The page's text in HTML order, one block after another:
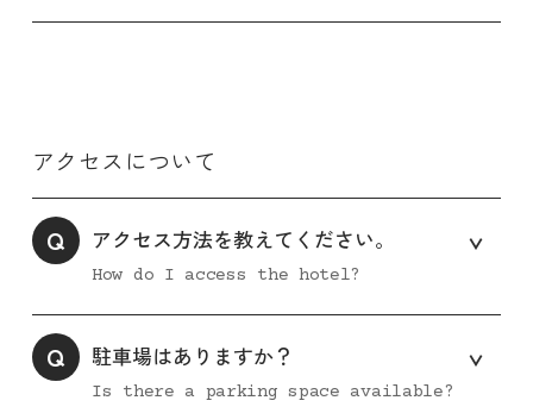
アクセスについて
Q アクセス方法を教えてください。
How do I access the hotel?
Q 駐車場はありますか？
Is there a parking space available?